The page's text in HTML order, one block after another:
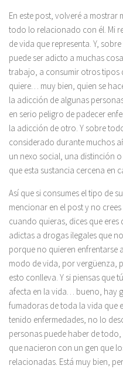
En este post, volveré a
todo lo relacionado con él. Mi
de vida que representa. Y,
puede ser adicto a muchas
trabajo, a consumir otros tipos
quiere… muy bien, quien se
la adicción de algunas
en serio peligro de padecer
la adicción de otro. Y sobre
considerado durante muchos
un nexo social, una distinción
que esta sustancia cercena en
Así que si consumes el tipo de
mencionar en el post y no
cuando quieras, dices que
adictas a drogas ilegales que
porque no quieren enfrentarse
modo de vida, por vergüenza,
esto conlleva. Y si piensas que
afecta en la vida… bueno, hay
fumadoras de toda la vida que
tenido enfermedades, no lo
personas puede haber de
que nacieron con un gen que
relacionadas. Está muy bien,